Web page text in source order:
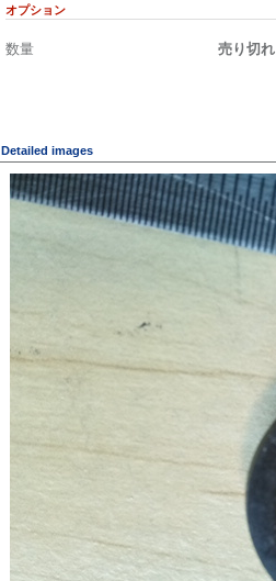
オプション
数量 売り切れ
Detailed images